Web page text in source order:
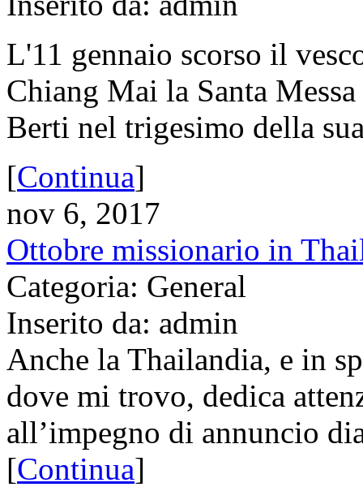
L'11 gennaio scorso il
Chiang Mai la Santa
Berti nel trigesimo della
[Continua]
nov 6, 2017
Ottobre missionario in
Categoria: General
Inserito da: admin
Anche la Thailandia, e in
dove mi trovo, dedica
all’impegno di annuncio
[Continua]